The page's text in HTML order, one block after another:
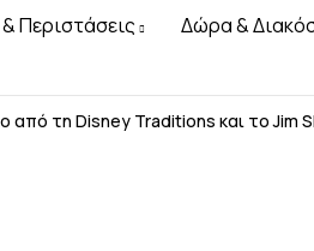
Περιστάσεις Δώρα &
από τη Disney Traditions και το Jim